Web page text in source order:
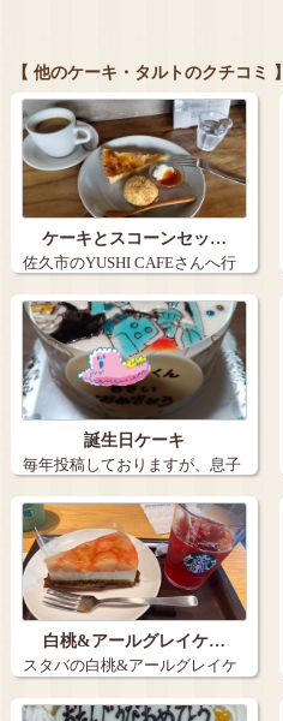
【 他のケーキ・タルトのクチコミ 】
ケーキとスコーンセッ…
佐久市のYUSHI CAFEさんへ行
きま…
誕生日ケーキ
毎年投稿しておりますが、息子
の誕生日ケー…
白桃&アールグレイケ…
スタバの白桃&アールグレイケ
ーキとアイス…